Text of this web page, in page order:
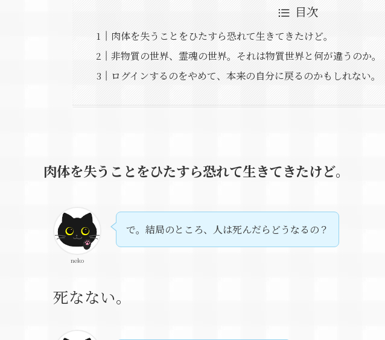
目次
肉体を失うことをひたすら恐れて生きてきたけど。
非物質の世界、霊魂の世界。それは物質世界と何が違うのか。
ログインするのをやめて、本来の自分に戻るのかもしれない。
肉体を失うことをひたすら恐れて生きてきたけど。
neko
で。結局のところ、人は死んだらどうなるの？
死なない。